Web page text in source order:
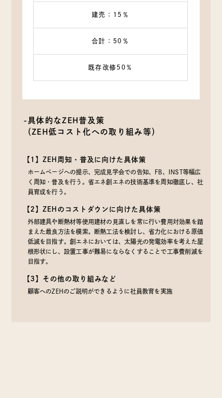
建売：15％
合計：50％
既存改修50％
-具体的なZEH普及策
（ZEH低コスト化への取り組み等）
【1】ZEH周知・普及に向けた具体策
ホームページへの提示、完成見学会での告知、FB、INST等幅広
く周知・普及を行う。省エネ創エネの技術基準を周知徹底し、社
員育成を行う。
【2】ZEHのコストダウンに向けた具体策
外部建具や断熱材等使用建材の見直しを常に行い費用対効果を踏
まえた最良方法を模索。断熱工法を検討し、省力化における原価
低減を目指す。創エネにおいては、太陽光の発電効率を考えた屋
根形状にし、設置工事が難易にならなくすることで工事費削減を
目指す。
【3】その他の取り組みなど
顧客へのZEHのご説明ができるように社員教育を実施